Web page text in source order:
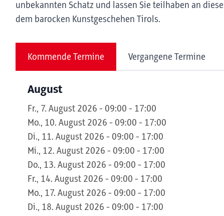
unbekannten Schatz und lassen Sie teilhaben an
dem barocken Kunstgeschehen Tirols.
Kommende Termine Vergangene Termine
August
Fr., 7. August 2026 - 09:00 - 17:00
Mo., 10. August 2026 - 09:00 - 17:00
Di., 11. August 2026 - 09:00 - 17:00
Mi., 12. August 2026 - 09:00 - 17:00
Do., 13. August 2026 - 09:00 - 17:00
Fr., 14. August 2026 - 09:00 - 17:00
Mo., 17. August 2026 - 09:00 - 17:00
Di., 18. August 2026 - 09:00 - 17:00